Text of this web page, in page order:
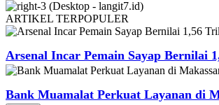
ARTIKEL TERPOPULER
Arsenal Incar Pemain Sayap Bernilai
Bank Muamalat Perkuat Layanan di